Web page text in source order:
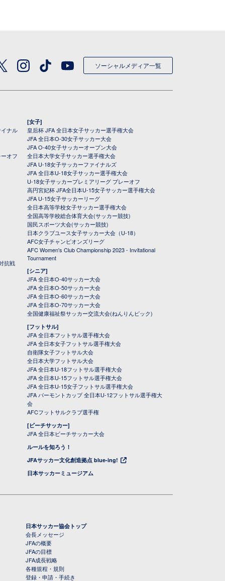
ソーシャルメディア一覧
ナル
オフ
抗戦
[女子]
皇后杯 JFA 全日本女子サッカー選手権大会
JFA 全日本O-30女子サッカー大会
JFA O-40女子サッカーオープン大会
全日本大学女子サッカー選手権大会
JFA U-18女子サッカーファイナルズ
JFA 全日本U-18女子サッカー選手権大会
U-18女子サッカープレミアリーグ プレーオフ
高円宮妃杯 JFA全日本U-15女子サッカー選手権大会
JFA U-15女子サッカーリーグ
全日本高等学校女子サッカー選手権大会
全国高等学校総合体育大会(サッカー競技)
国民スポーツ大会(サッカー競技)
日本クラブユース女子サッカー大会（U-18）
AFC女子チャンピオンズリーグ
AFC Women's Club Championship 2023 - Invitational
Tournament
[シニア]
JFA 全日本O-40サッカー大会
JFA 全日本O-50サッカー大会
JFA 全日本O-60サッカー大会
JFA 全日本O-70サッカー大会
全国健康福祉祭サッカー交流大会(ねんりんピック)
[フットサル]
JFA 全日本フットサル選手権大会
JFA 全日本女子フットサル選手権大会
自衛隊女子フットサル大会
全日本大学フットサル大会
JFA 全日本U-18フットサル選手権大会
JFA 全日本U-15フットサル選手権大会
JFA 全日本U-15女子フットサル選手権大会
JFA バーモントカップ 全日本U-12フットサル選手権大
会
AFCフットサルクラブ選手権
[ビーチサッカー]
JFA 全日本ビーチサッカー大会
ルールを知ろう！
JFAサッカー文化創造拠点 blue-ing!
日本サッカーミュージアム
日本サッカー協会トップ
会長メッセージ
JFAの概要
JFAの目標
JFA成長戦略
各種規程・規則
登録・申請・手続き